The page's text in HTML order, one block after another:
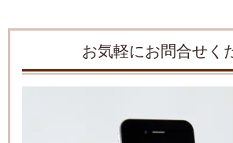
お気軽にお問合せく